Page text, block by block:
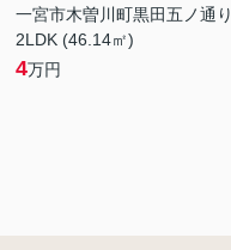
一宮市木曽川町黒田五ノ通り
2LDK (46.14㎡)
4万円